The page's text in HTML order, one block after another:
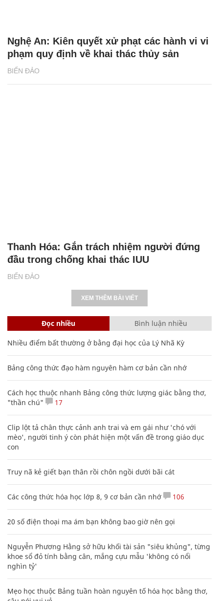
BIỂN ĐẢO
Nghệ An: Kiên quyết xử phạt các hành vi vi
phạm quy định về khai thác thủy sản
BIỂN ĐẢO
Thanh Hóa: Gắn trách nhiệm người đứng
đầu trong chống khai thác IUU
XEM THÊM BÀI VIẾT
Đọc nhiều Bình luận nhiều
Nhiều điểm bất thường ở bằng đại học của Lý Nhã Kỳ
Bảng công thức đạo hàm nguyên hàm cơ bản cần nhớ
Cách học thuộc nhanh Bảng công thức lượng giác bằng thơ,
"thần chú"
17
Clip lột tả chân thực cảnh anh trai và em gái như 'chó với
mèo', người tinh ý còn phát hiện một vấn đề trong giáo dục
con
Truy nã kẻ giết bạn thân rồi chôn ngồi dưới bãi cát
Các công thức hóa học lớp 8, 9 cơ bản cần nhớ 106
20 số điện thoại ma ám bạn không bao giờ nên gọi
Nguyễn Phương Hằng sở hữu khối tài sản "siêu khủng", từng
khoe sổ đỏ tính bằng cân, mắng cựu mẫu 'không có nổi
nghìn tỷ'
Mẹo học thuộc Bảng tuần hoàn nguyên tố hóa học bằng thơ,